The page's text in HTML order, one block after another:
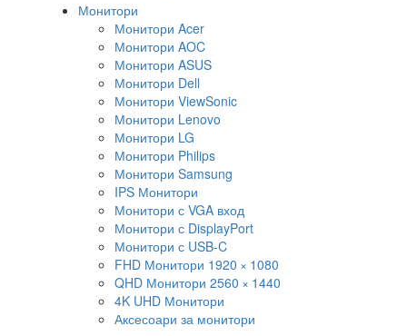
Монитори
Монитори Acer
Монитори AOC
Монитори ASUS
Монитори Dell
Монитори ViewSonic
Монитори Lenovo
Монитори LG
Монитори Philips
Монитори Samsung
IPS Монитори
Монитори с VGA вход
Монитори с DisplayPort
Монитори с USB-C
FHD Монитори 1920 × 1080
QHD Монитори 2560 × 1440
4K UHD Монитори
Аксесоари за монитори